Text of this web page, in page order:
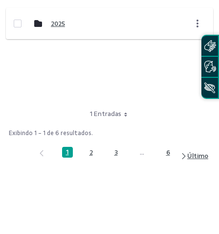
2025
1 Entradas
Exibindo 1 - 1 de 6 resultados.
Página
1 Página
2 Página
3 ...Páginas intermediárias
Página
6